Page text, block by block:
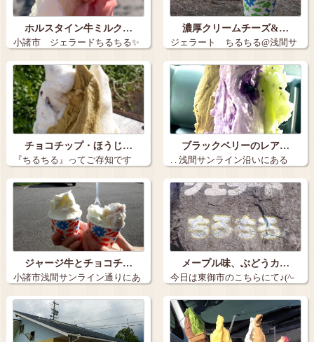
ホルスタイン牛ミルク…
小諸市 ジェラードちるちる✨
ホルスタ…
濃厚クリームチーズ&…
ジェラート ちるちる@浅間サ
ンライン …
チョコチップ・ほうじ…
『ちるちる』ってご存知です
か？浅間サンラ…
ブラックベリーのレア…
. . 浅間サンライン沿いにある
\"…
ジャージ牛とチョコチ…
小諸市浅間サンライン通りにあ
ジェラートち…
メープル味、ぶどうカ…
今日は東御市のこちらにて♪(^-
^) 羊…